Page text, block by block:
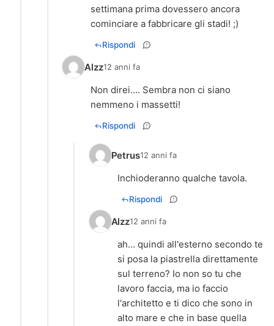
settimana prima dovessero ancora
cominciare a fabbricare gli stadi! ;)
Rispondi
Alzz12 anni fa
Non direi.... Sembra non ci siano
nemmeno i massetti!
Rispondi
Petrus12 anni fa
Inchioderanno qualche tavola.
Rispondi
Alzz12 anni fa
ah… quindi all'esterno secondo te
si posa la piastrella direttamente
sul terreno? Io non so tu che
lavoro faccia, ma io faccio
l'architetto e ti dico che sono in
alto mare e che in base quella